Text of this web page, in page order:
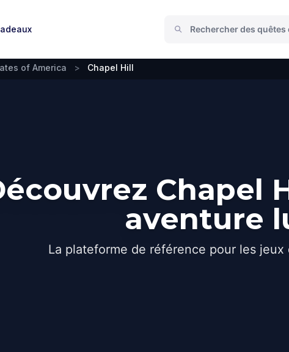
of America > Chapel Hill
Chapel
aventure
La plateforme de référence pour les